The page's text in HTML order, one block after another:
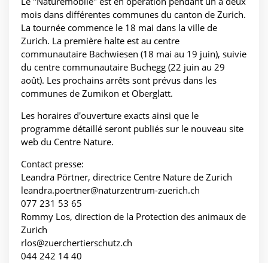
mois dans différentes communes du canton de Zurich.
La tournée commence le 18 mai dans la ville de
Zurich. La première halte est au centre
communautaire Bachwiesen (18 mai au 19 juin), suivie
du centre communautaire Buchegg (22 juin au 29
août). Les prochains arrêts sont prévus dans les
communes de Zumikon et Oberglatt.
Les horaires d'ouverture exacts ainsi que le
programme détaillé seront publiés sur le nouveau site
web du Centre Nature.
Contact presse:
Leandra Pörtner, directrice Centre Nature de Zurich
leandra.poertner@naturzentrum-zuerich.ch
077 231 53 65
Rommy Los, direction de la Protection des animaux de
Zurich
rlos@zuerchertierschutz.ch
044 242 14 40